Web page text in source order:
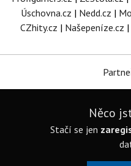
Úschovna.cz | Nedd.cz |
CZhity.cz | Našepeníze.cz |
Něco
Stačí se jen